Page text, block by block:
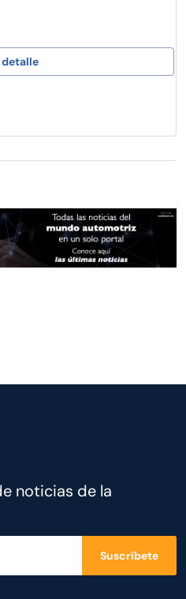
detalle
noticias de la
Suscríbete